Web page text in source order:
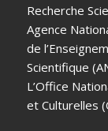
Recherche
Agence
de
Scientifique
L’Office
et Culturelles